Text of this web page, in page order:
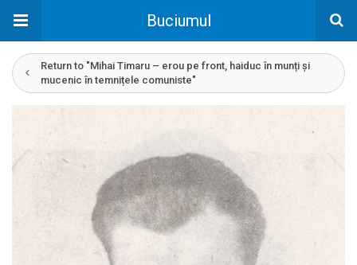
Buciumul
Return to "Mihai Timaru – erou pe front, haiduc în munți și
mucenic în temnițele comuniste"